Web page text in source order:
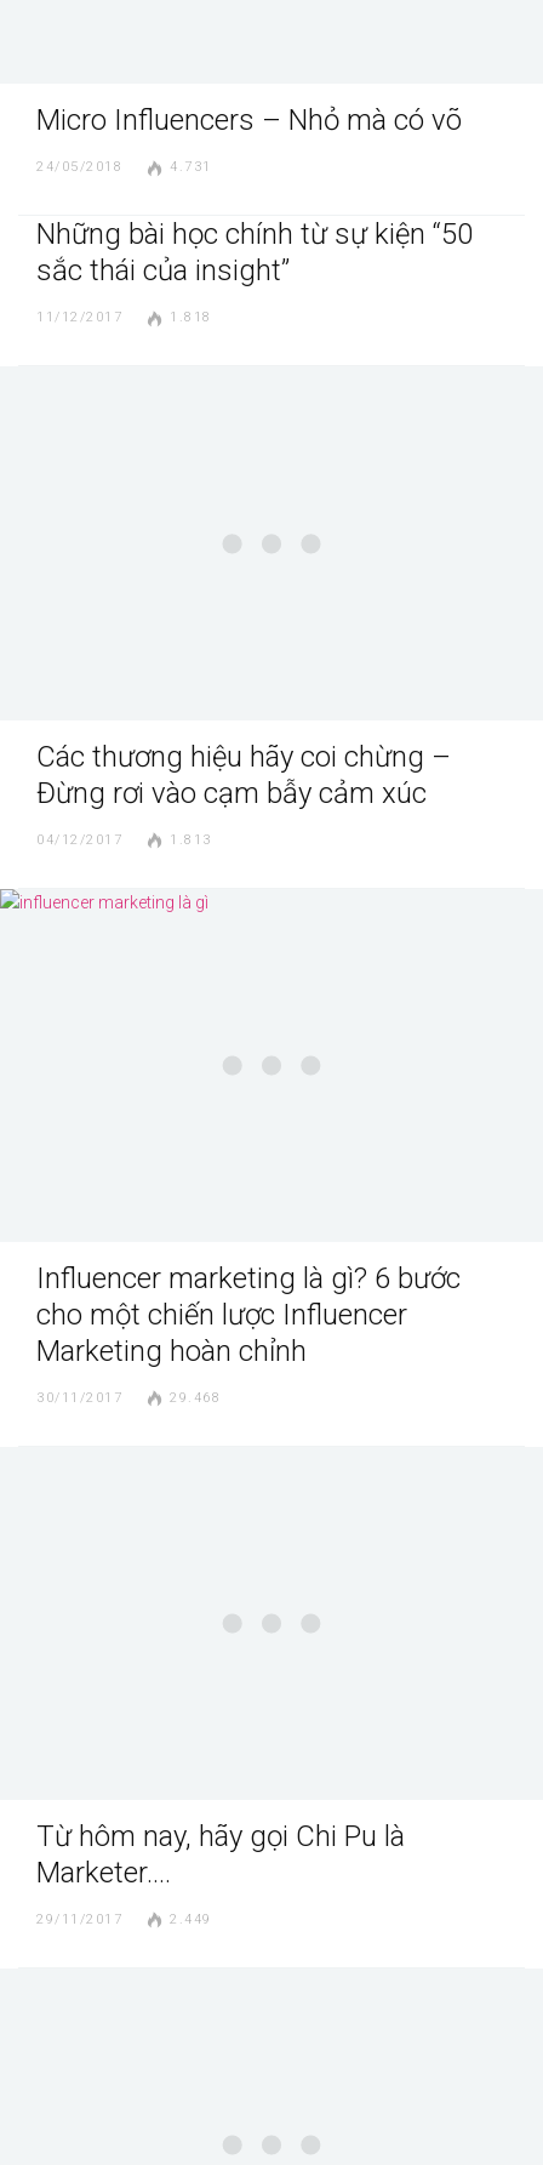
Micro Influencers – Nhỏ mà có võ
24/05/2018 4.731
Những bài học chính từ sự kiện “50
sắc thái của insight”
11/12/2017 1.818
Các thương hiệu hãy coi chừng –
Đừng rơi vào cạm bẫy cảm xúc
04/12/2017 1.813
Influencer marketing là gì? 6 bước
cho một chiến lược Influencer
Marketing hoàn chỉnh
30/11/2017 29.468
Từ hôm nay, hãy gọi Chi Pu là
Marketer….
29/11/2017 2.449